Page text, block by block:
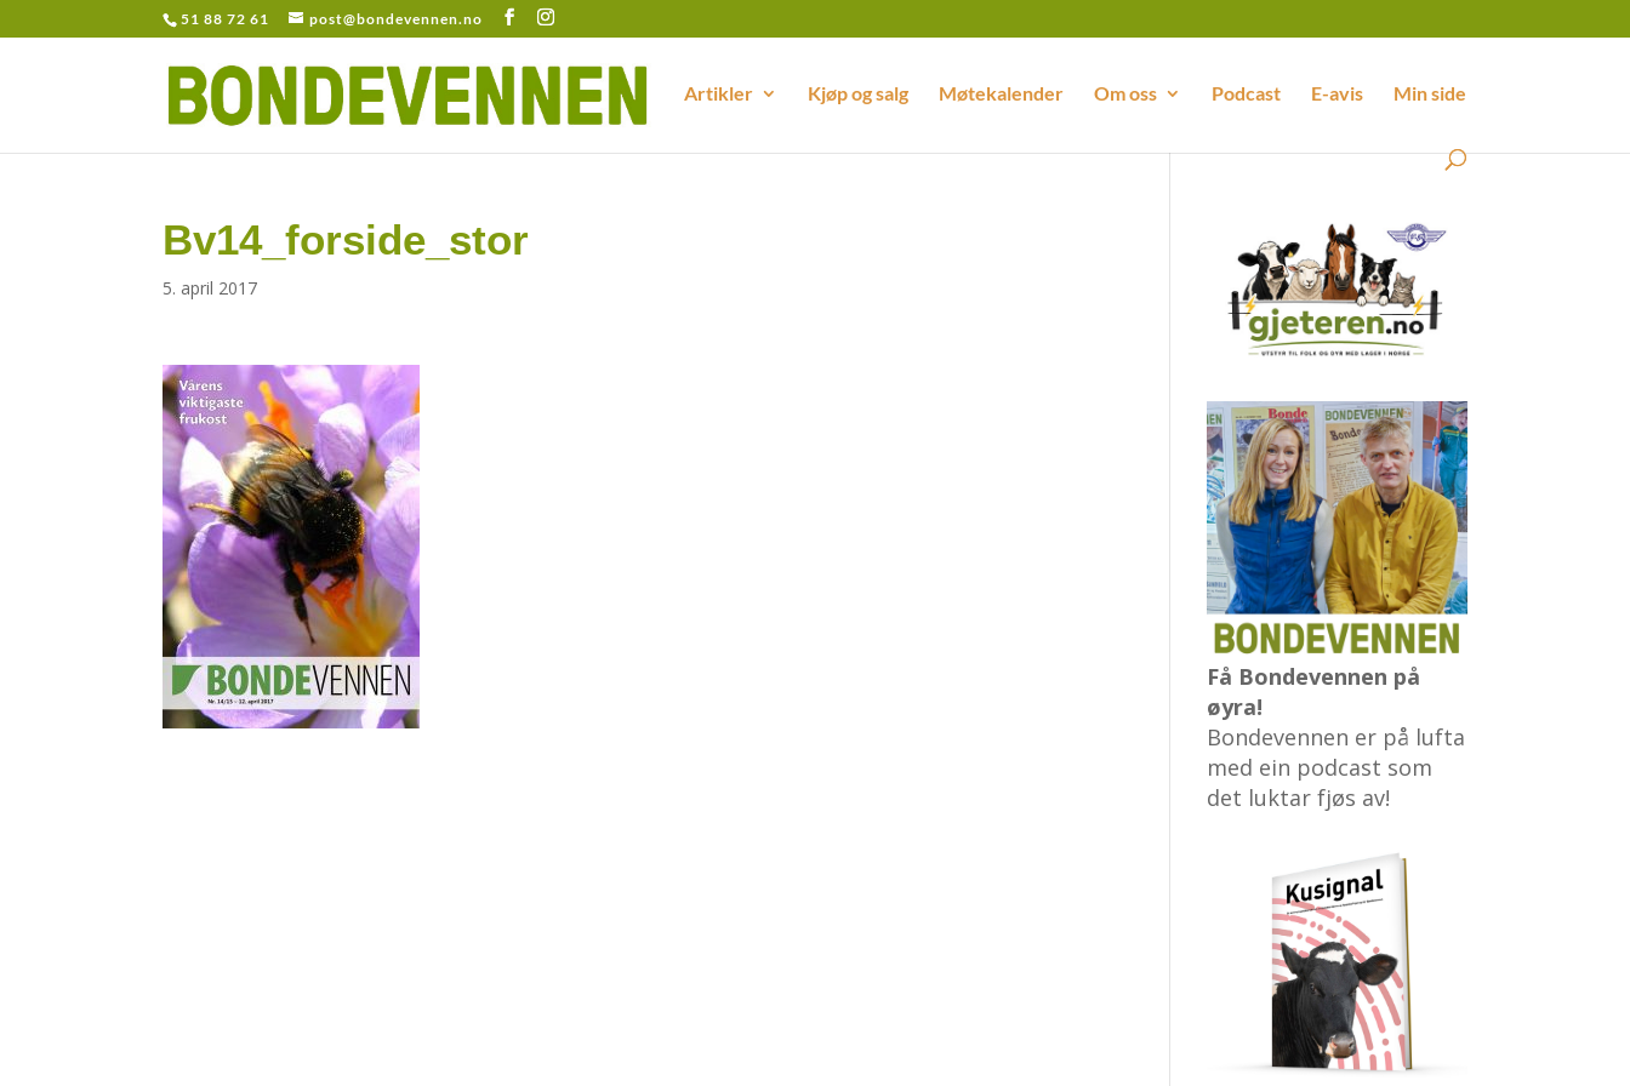
51 88 72 61 post@bondevennen.no
Artikler Kjøp og salg Møtekalender Om oss Podcast E-avis Min side
Bv14_forside_stor
5. april 2017
Få Bondevennen på
øyra!
Bondevennen er på lufta
med ein podcast som
det luktar fjøs av!